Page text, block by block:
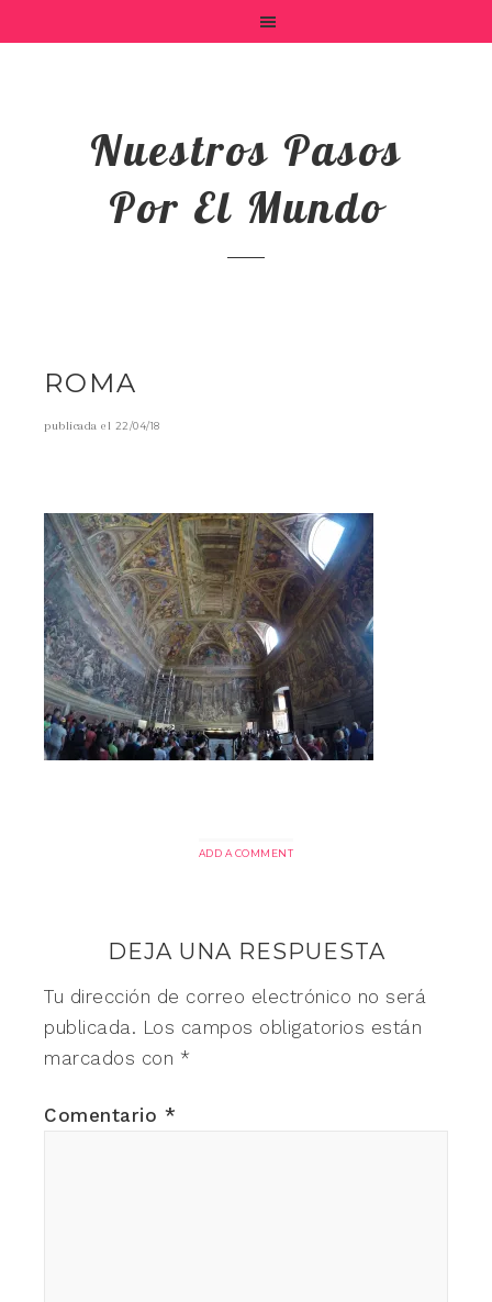
Nuestros Pasos
Por El Mundo
ROMA
publicada el 22/04/18
ADD A COMMENT
DEJA UNA RESPUESTA
Tu dirección de correo electrónico no será
publicada. Los campos obligatorios están
marcados con *
Comentario *